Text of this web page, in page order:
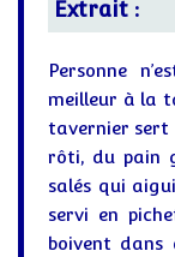
Extrait :
Personne
meilleur à la
tavernier sert
rôti, du pain
salés qui
servi en
boivent dans